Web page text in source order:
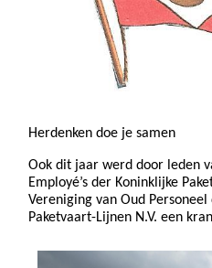
Herdenken doe je samen
Ook dit jaar werd door leden
Employé’s der Koninklijke
Vereniging van Oud
Paketvaart-Lijnen N.V. een